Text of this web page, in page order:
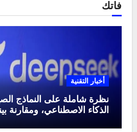
فاتك
أخبار التقنية
نظرة شاملة على النماذج
الذكاء الاصطناعي، ومقارنة